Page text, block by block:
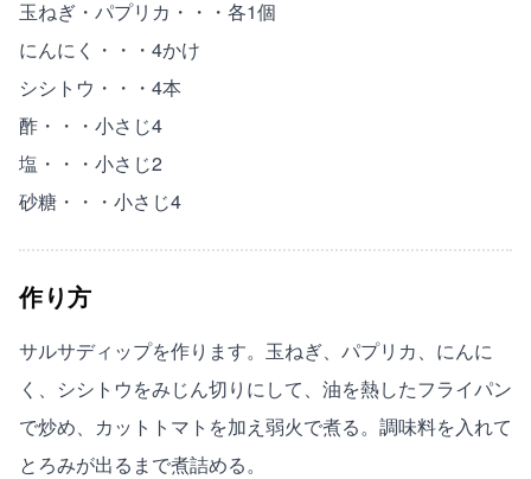
玉ねぎ・パプリカ・・・各1個
にんにく・・・4かけ
シシトウ・・・4本
酢・・・小さじ4
塩・・・小さじ2
砂糖・・・小さじ4
作り方
サルサディップを作ります。玉ねぎ、パプリカ、にんに
く、シシトウをみじん切りにして、油を熱したフライパン
で炒め、カットトマトを加え弱火で煮る。調味料を入れて
とろみが出るまで煮詰める。